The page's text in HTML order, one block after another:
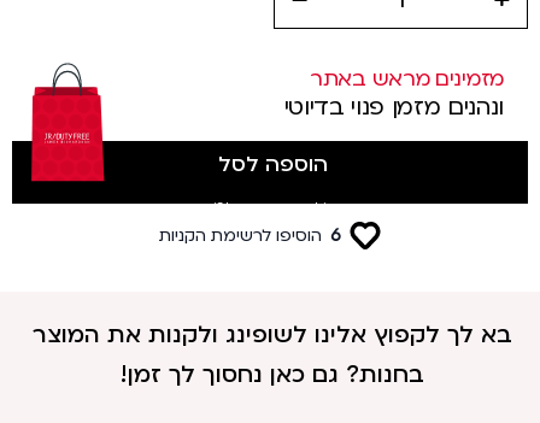
מזמינים מראש באתר
ונהנים מזמן פנוי בדיוטי
הוספה לסל
(לטסים מטרמינל 3)
6 הוסיפו לרשימת הקניות
בא לך לקפוץ אלינו לשופינג ולקנות את המוצר
בחנות? גם כאן נחסוך לך זמן!